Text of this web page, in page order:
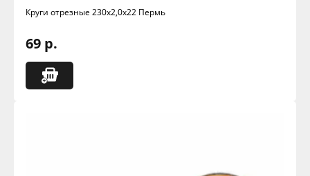
Круги отрезные 230х2,0х22 Пермь
69 р.